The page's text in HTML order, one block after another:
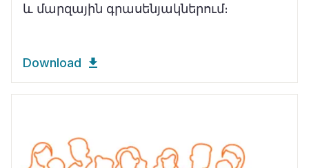
և մարզային գրասենյակներում։
Download